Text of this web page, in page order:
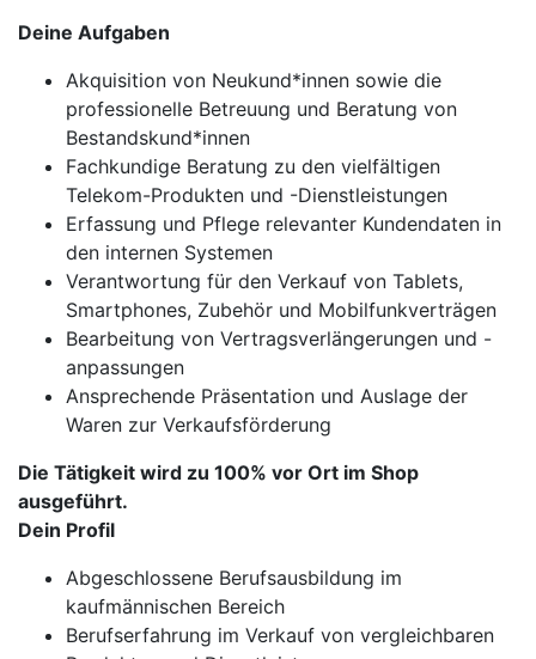
Deine Aufgaben
Akquisition von Neukund*innen sowie die
professionelle Betreuung und Beratung von
Bestandskund*innen
Fachkundige Beratung zu den vielfältigen
Telekom-Produkten und -Dienstleistungen
Erfassung und Pflege relevanter Kundendaten in
den internen Systemen
Verantwortung für den Verkauf von Tablets,
Smartphones, Zubehör und Mobilfunkverträgen
Bearbeitung von Vertragsverlängerungen und -
anpassungen
Ansprechende Präsentation und Auslage der
Waren zur Verkaufsförderung
Die Tätigkeit wird zu 100% vor Ort im Shop
ausgeführt.
Dein Profil
Abgeschlossene Berufsausbildung im
kaufmännischen Bereich
Berufserfahrung im Verkauf von vergleichbaren